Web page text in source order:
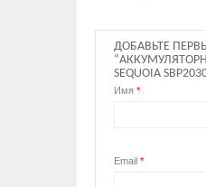
ДОБАВЬТЕ
SEQUOIA
Имя *
Email *